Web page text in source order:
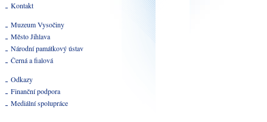
Kontakt
Muzeum Vysočiny
Město Jihlava
Národní památkový ústav
Černá a fialová
Odkazy
Finanční podpora
Mediální spolupráce